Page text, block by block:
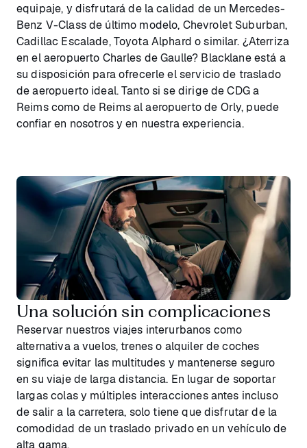
equipaje, y disfrutará de la calidad de un Mercedes-
Benz V-Class de último modelo, Chevrolet Suburban,
Cadillac Escalade, Toyota Alphard o similar. ¿Aterriza
en el aeropuerto Charles de Gaulle? Blacklane está a
su disposición para ofrecerle el servicio de traslado
de aeropuerto ideal. Tanto si se dirige de CDG a
Reims como de Reims al aeropuerto de Orly, puede
confiar en nosotros y en nuestra experiencia.
Una solución sin complicaciones
Reservar nuestros viajes interurbanos como
alternativa a vuelos, trenes o alquiler de coches
significa evitar las multitudes y mantenerse seguro
en su viaje de larga distancia. En lugar de soportar
largas colas y múltiples interacciones antes incluso
de salir a la carretera, solo tiene que disfrutar de la
comodidad de un traslado privado en un vehículo de
alta gama.